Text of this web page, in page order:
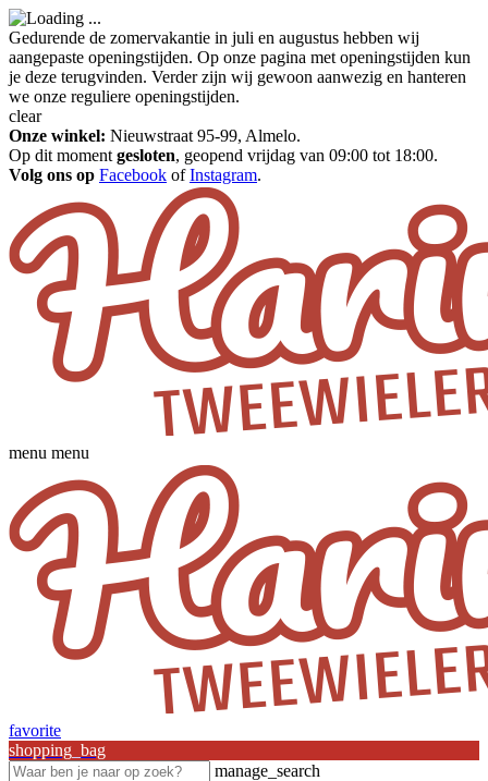
Gedurende de zomervakantie in juli en augustus hebben wij
aangepaste openingstijden. Op onze pagina met openingstijden kun
je deze terugvinden. Verder zijn wij gewoon aanwezig en hanteren
we onze reguliere openingstijden.
clear
Onze winkel: Nieuwstraat 95-99, Almelo.
Op dit moment gesloten, geopend vrijdag van 09:00 tot 18:00.
Volg ons op Facebook ofInstagram.
menu menu
favorite
shopping_bag
manage_search